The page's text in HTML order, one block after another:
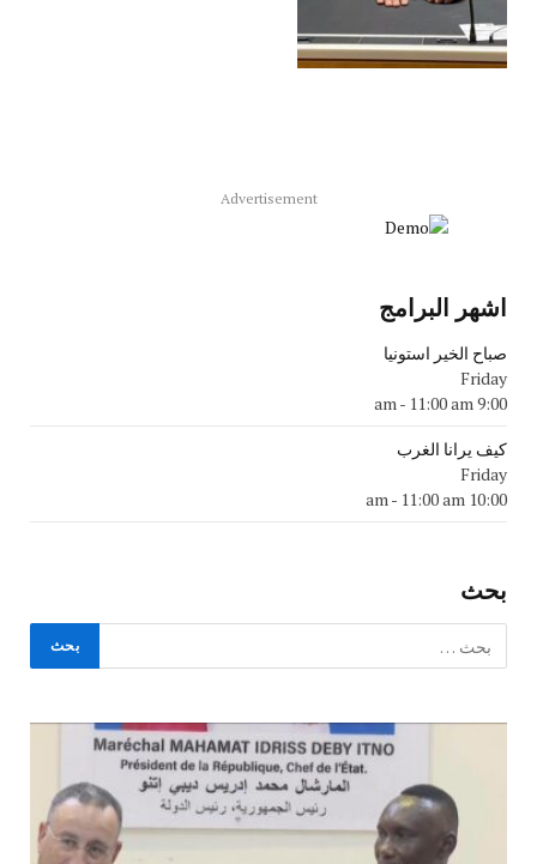
Advertisement
اشهر البرامج
صباح الخير استونيا
Friday
9:00 am
- 11:00 am
كيف يرانا الغرب
Friday
10:00 am
- 11:00 am
بحث